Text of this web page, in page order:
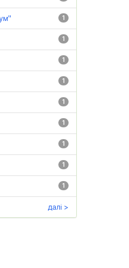
1
1
1
1
1
1
1
1
1
далі >